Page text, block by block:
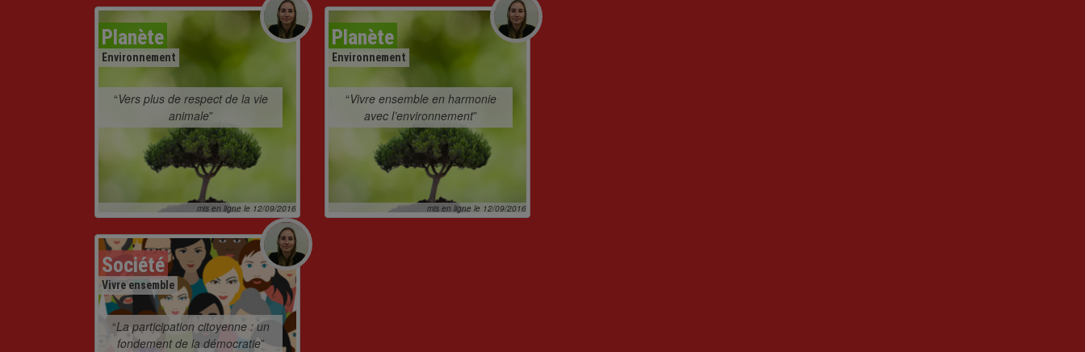
Planète
Environnement
“Vers plus de respect de la vie
animale”
mis en ligne le 12/09/2016
Planète
Environnement
“Vivre ensemble en harmonie
avec l’environnement”
mis en ligne le 12/09/2016
Société
Vivre ensemble
“La participation citoyenne : un
fondement de la démocratie”